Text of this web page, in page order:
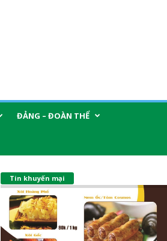
ĐẢNG – ĐOÀN THỂ
Tin khuyến mại